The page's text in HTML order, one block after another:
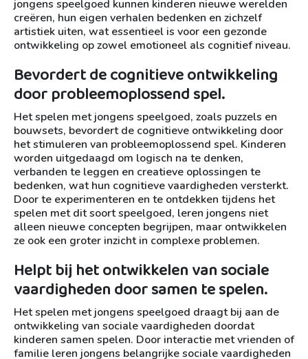
jongens speelgoed kunnen kinderen nieuwe werelden
creëren, hun eigen verhalen bedenken en zichzelf
artistiek uiten, wat essentieel is voor een gezonde
ontwikkeling op zowel emotioneel als cognitief niveau.
Bevordert de cognitieve ontwikkeling
door probleemoplossend spel.
Het spelen met jongens speelgoed, zoals puzzels en
bouwsets, bevordert de cognitieve ontwikkeling door
het stimuleren van probleemoplossend spel. Kinderen
worden uitgedaagd om logisch na te denken,
verbanden te leggen en creatieve oplossingen te
bedenken, wat hun cognitieve vaardigheden versterkt.
Door te experimenteren en te ontdekken tijdens het
spelen met dit soort speelgoed, leren jongens niet
alleen nieuwe concepten begrijpen, maar ontwikkelen
ze ook een groter inzicht in complexe problemen.
Helpt bij het ontwikkelen van sociale
vaardigheden door samen te spelen.
Het spelen met jongens speelgoed draagt bij aan de
ontwikkeling van sociale vaardigheden doordat
kinderen samen spelen. Door interactie met vrienden of
familie leren jongens belangrijke sociale vaardigheden